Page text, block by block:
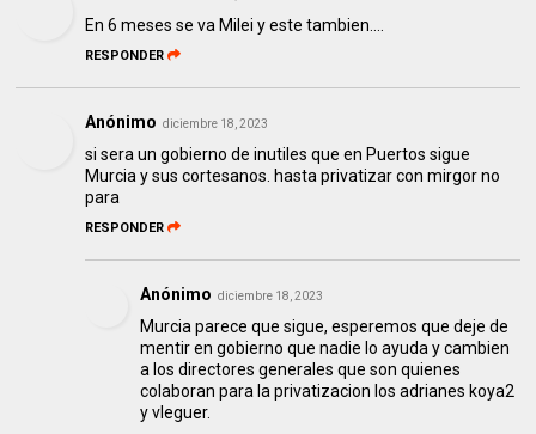
En 6 meses se va Milei y este tambien....
RESPONDER
Anónimo diciembre 18, 2023
si sera un gobierno de inutiles que en Puertos sigue
Murcia y sus cortesanos. hasta privatizar con mirgor no
para
RESPONDER
Anónimo diciembre 18, 2023
Murcia parece que sigue, esperemos que deje de
mentir en gobierno que nadie lo ayuda y cambien
a los directores generales que son quienes
colaboran para la privatizacion los adrianes koya2
y vleguer.